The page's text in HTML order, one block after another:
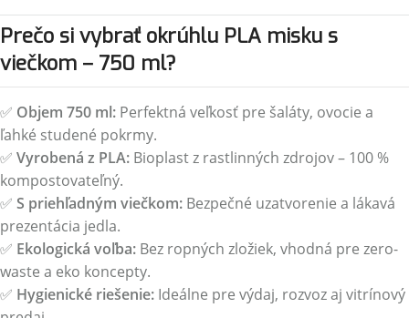
Prečo si vybrať okrúhlu PLA misku s
viečkom – 750 ml?
✅ Objem 750 ml: Perfektná veľkosť pre šaláty, ovocie a
ľahké studené pokrmy.
✅ Vyrobená z PLA: Bioplast z rastlinných zdrojov – 100 %
kompostovateľný.
✅ S priehľadným viečkom: Bezpečné uzatvorenie a lákavá
prezentácia jedla.
✅ Ekologická voľba: Bez ropných zložiek, vhodná pre zero-
waste a eko koncepty.
✅ Hygienické riešenie: Ideálne pre výdaj, rozvoz aj vitrínový